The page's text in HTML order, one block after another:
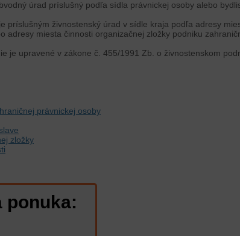
úrad príslušný podľa sídla právnickej osoby alebo
príslušným živnostenský úrad v sídle kraja podľa adresy
adresy miesta činnosti organizačnej zložky podniku
je upravené v zákone č. 455/1991 Zb. o živnostenskom
právnickej osoby
zložky
ponuka: